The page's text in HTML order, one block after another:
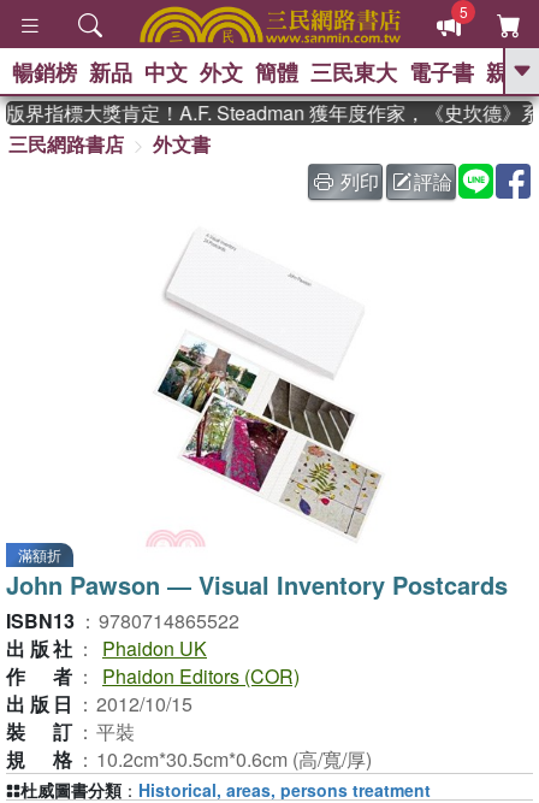
5
GO
、 如果歷史是一群喵 、 暑期
國際布克獎 臺灣漫遊錄 、 方
孩：黎曼猜想
暢銷榜 新品 中文 外文 簡體 三民東大 電子書 親子
界指標大獎肯定！A.F. Steadman 獲年度作家，《史坎德》系
三民網路書店
外文書
列印
評論
滿額折
John Pawson ― Visual Inventory Postcards
ISBN13 ： 9780714865522
出版社 ：
Phaidon UK
作者 ：
Phaidon Editors (COR)
出版日 ： 2012/10/15
裝訂 ： 平裝
規格 ： 10.2cm*30.5cm*0.6cm (高/寬/厚)
杜威圖書分類 ： Historical, areas, persons treatment